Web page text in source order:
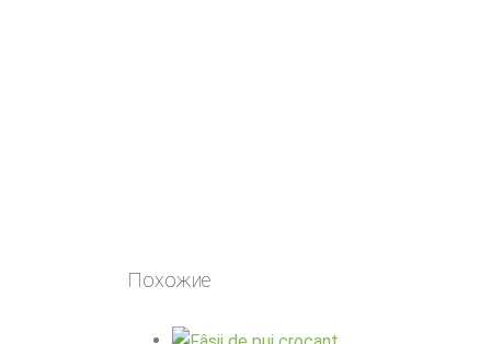
Похожие